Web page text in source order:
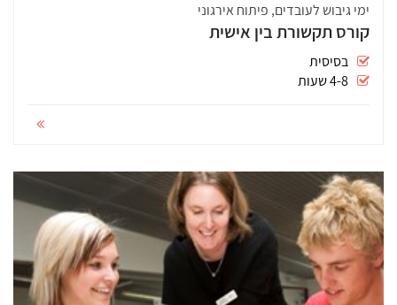
ימי גיבוש לעובדים, פיתוח אירגוני
קורס תקשורת בין אישית
בסיסית
4-8 שעות